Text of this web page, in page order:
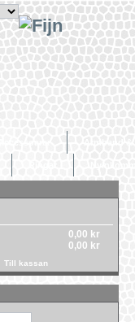
0,00 kr
0,00 kr
Till kassan